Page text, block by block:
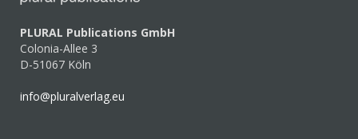
PLURAL Publications GmbH
Colonia-Allee 3
D-51067 Köln
info@pluralverlag.eu